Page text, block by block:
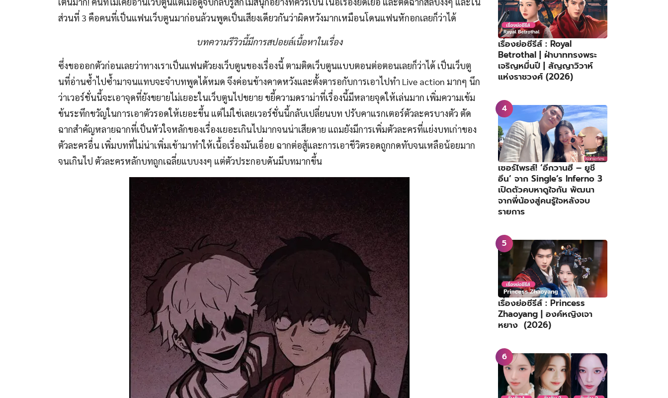
ส่วนที่ 3 คือคนที่เป็นแฟนเว็บตูนมาก่อนล้วนพูดเป็นเสียงเดียวกันว่าผิดหวังมากเหมือนโดนแฟนหักอกเลยก็ว่าได้
บทความรีวิวนี้มีการสปอยล์เนื้อหาในเรื่อง
ซึ่งขอออกตัวก่อนเลยว่าทางเราเป็นแฟนตัวยงเว็บตูนของเรื่องนี้ ตามติดเว็บตูนแบบตอนต่อตอนเลยก็ว่าได้ เป็นเว็บตู
นที่อ่านซ้ำไปซ้ำมาจนแทบจะจำบทพูดได้หมด จึงค่อนข้างคาดหวังและตั้งตารอกับการเอาไปทำ Live action มากๆ นึก
ว่าเวอร์ชั่นนี้จะเอาจุดที่ยังขยายไม่เยอะในเว็บตูนไปขยาย ขยี้ความดราม่าที่เรื่องนี้มีหลายจุดให้เล่นมาก เพิ่มความเข้ม
ข้นระทึกขวัญในการเอาตัวรอดให้เยอะขึ้น แต่ไม่ใช่เลยเวอร์ชั่นนี้กลับเปลี่ยนบท ปรับคาแรกเตอร์ตัวละครบางตัว ตัด
ฉากสำคัญหลายฉากที่เป็นหัวใจหลักของเรื่องเยอะเกินไปมากจนน่าเสียดาย แถมยังมีการเพิ่มตัวละครที่แย่งบทเก่าของ
ตัวละครอื่น เพิ่มบทที่ไม่น่าเพิ่มเข้ามาทำให้เนื้อเรื่องมันเอื่อย ฉากต่อสู้และการเอาชีวิตรอดถูกกดทับจนเหลือน้อยมาก
จนเกินไป ตัวละครหลักบทถูกเฉลี่ยแบบงงๆ แต่ตัวประกอบดันมีบทมากขึ้น
เรื่องย่อซีรีส์ : Royal
Betrothal | ฝ่าบาททรงพระ
เจริญหมื่นปี | สัญญาวิวาห์
แห่งราชวงศ์ (2026)
เซอร์ไพรส์! ‘อีกวานฮี – ยูชี
อึน’ จาก Single’s Inferno 3
เปิดตัวคบหาดูใจกัน พัฒนา
จากพี่น้องสู่คนรู้ใจหลังจบ
รายการ
เรื่องย่อซีรีส์ : Princess
Zhaoyang | องค์หญิงเจา
หยาง (2026)